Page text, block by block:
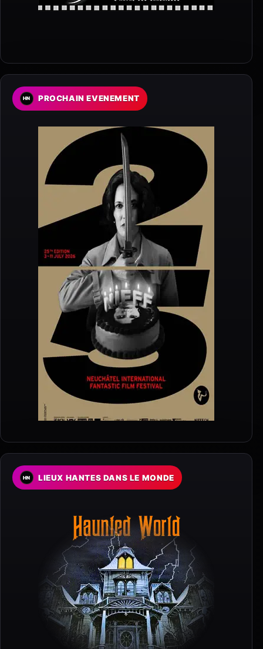
PROCHAIN EVENEMENT
LIEUX HANTES DANS LE MONDE